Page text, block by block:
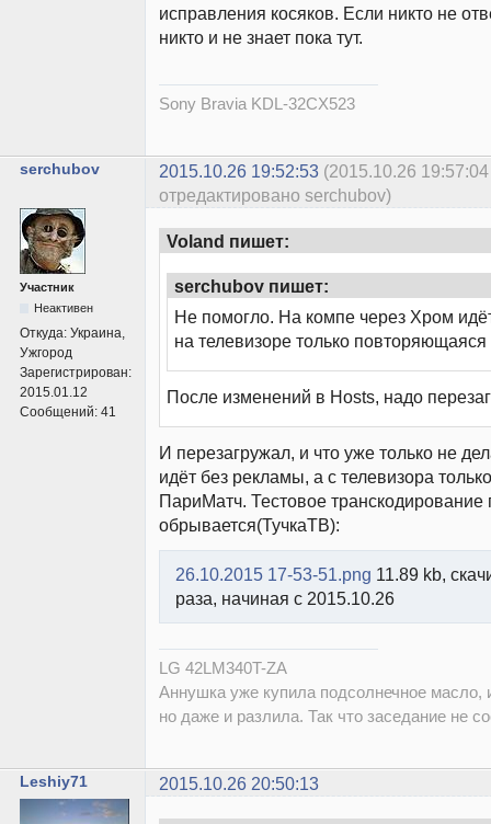
исправления косяков. Если никто не
никто и не знает пока тут.
Sony Bravia KDL-32CX523
serchubov 2015.10.26 19:52:53 (2015.10.26 19:57:04
отредактировано serchubov)
Участник
Неактивен
Откуда: Украина,
Ужгород
Зарегистрирован:
2015.01.12
Сообщений: 41
Voland пишет:
serchubov пишет:
Не помогло. На компе через Хром
на телевизоре только
После изменений в Hosts, надо
И перезагружал, и что уже только не
идёт без рекламы, а с телевизора
ПариМатч. Тестовое
обрывается(ТучкаТВ):
26.10.2015 17-53-51.png 11.89 kb,
раза, начиная с 2015.10.26
LG 42LM340T-ZA
Аннушка уже купила подсолнечное масло,
но даже и разлила. Так что заседание не
Leshiy71 2015.10.26 20:50:13